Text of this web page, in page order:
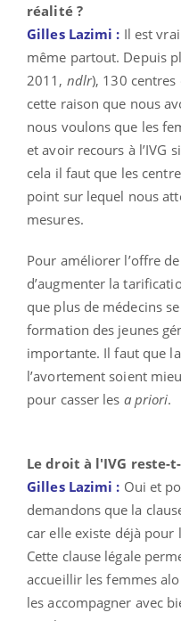
réalité ?
Gilles Lazimi : Il est vrai
même partout. Depuis
2011, ndlr), 130 centres
cette raison que nous
nous voulons que les
et avoir recours à l’IVG
cela il faut que les
point sur lequel nous
mesures.
Pour améliorer l’offre
d’augmenter la
que plus de médecins
formation des jeunes
importante. Il faut que
l’avortement soient
pour casser les a priori.
Le droit à l'IVG reste-
Gilles Lazimi : Oui et
demandons que la
car elle existe déjà pour
Cette clause légale
accueillir les femmes
les accompagner avec